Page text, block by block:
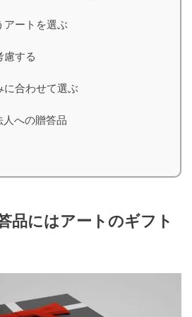
アートを選ぶ
慮する
に合わせて選ぶ
人への贈答品
品にはアートのギフト